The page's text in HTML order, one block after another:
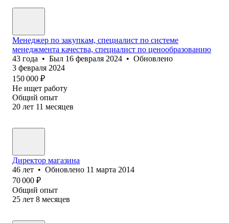
Менеджер по закупкам, специалист по системе
менеджмента качества, специалист по ценообразованию
43 года • Был 16 февраля 2024 • Обновлено
3 февраля 2024
150 000 ₽
Не ищет работу
Общий опыт
20 лет 11 месяцев
Директор магазина
46 лет • Обновлено 11 марта 2014
70 000 ₽
Общий опыт
25 лет 8 месяцев